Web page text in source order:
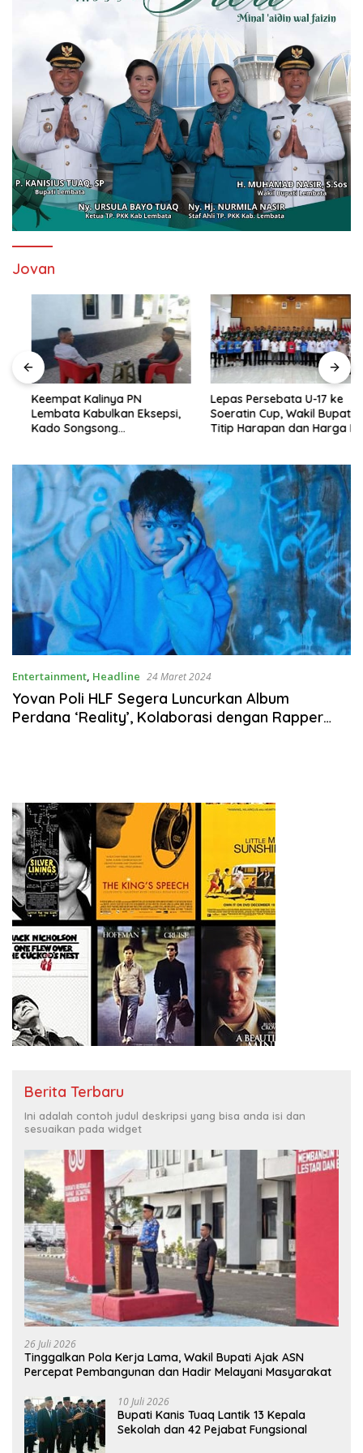
Jovan
Keempat Kalinya PN
Lembata Kabulkan Eksepsi,
Kado Songsong
Lepas Persebata U-17 ke
Soeratin Cup, Wakil Bupati
Titip Harapan dan Harga Diri
Entertainment, Headline 24 Maret 2024
Yovan Poli HLF Segera Luncurkan Album
Perdana ‘Reality’, Kolaborasi dengan Rapper
Berita Terbaru
Ini adalah contoh judul deskripsi yang bisa anda isi dan
sesuaikan pada widget
26 Juli 2026
Tinggalkan Pola Kerja Lama, Wakil Bupati Ajak ASN
Percepat Pembangunan dan Hadir Melayani Masyarakat
10 Juli 2026
Bupati Kanis Tuaq Lantik 13 Kepala
Sekolah dan 42 Pejabat Fungsional